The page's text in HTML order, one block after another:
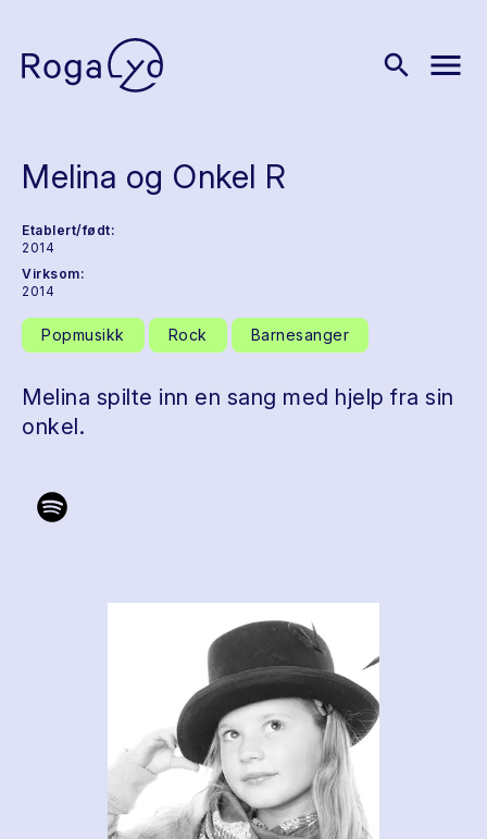
search menu
Melina og Onkel R
Etablert/født:
2014
Virksom:
2014
Popmusikk Rock Barnesanger
Melina spilte inn en sang med hjelp fra sin
onkel.